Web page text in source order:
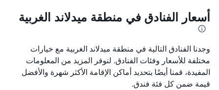
أسعار الفنادق في منطقة ميدلاند الغربية
وجدنا الفنادق التالية في منطقة ميدلاند الغربية مع خيارات
مختلفة للأسعار وفئات الفنادق. لنوفر المزيد من المعلومات
المفيدة، قمنا أيضًا بتحديد أماكن الإقامة الأكثر شهرة والأفضل
قيمة ضمن كل فئة فندق.